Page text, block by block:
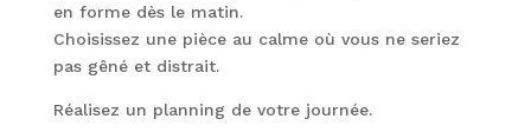
en forme dès le matin.
Choisissez une pièce au calme où vous ne seriez
pas gêné et distrait.
Réalisez un planning de votre journée.